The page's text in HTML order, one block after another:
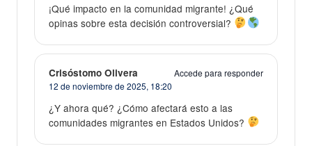
¡Qué impacto en la comunidad migrante! ¿Qué
opinas sobre esta decisión controversial?
Crisóstomo Olivera
Accede para responder
12 de noviembre de 2025, 18:20
¿Y ahora qué? ¿Cómo afectará esto a las
comunidades migrantes en Estados Unidos?